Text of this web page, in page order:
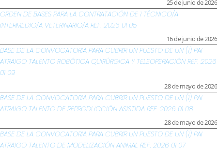
25 de junio de 2026
ORDEN DE BASES PARA LA CONTRATACIÓN DE 1 TÉCNICO/A
INTERMEDIO/A VETERINARIO/A REF. 2026 01 05
16 de junio de 2026
BASE DE LA CONVOCATORIA PARA CUBRIR UN PUESTO DE UN (1) PAI
ATRAIGO TALENTO ROBÓTICA QUIRÚRGICA Y TELEOPERACIÓN REF. 2026
01 09
28 de mayo de 2026
BASE DE LA CONVOCATORIA PARA CUBRIR UN PUESTO DE UN (1) PAI
ATRAIGO TALENTO DE REPRODUCCIÓN ASISTIDA REF. 2026 01 08
28 de mayo de 2026
BASE DE LA CONVOCATORIA PARA CUBRIR UN PUESTO DE UN (1) PAI
ATRAIGO TALENTO DE MODELIZACIÓN ANIMAL REF. 2026 01 07